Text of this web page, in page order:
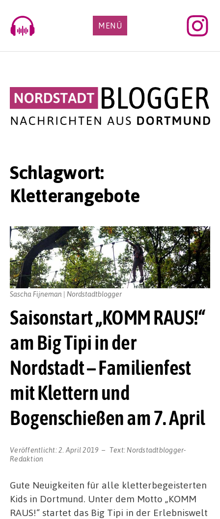
content
MENÜ
Schlagwort:
Kletterangebote
Saisonstart „KOMM RAUS!“
am Big Tipi in der
Nordstadt – Familienfest
mit Klettern und
Bogenschießen am 7. April
Veröffentlicht:2. April 2019 Text: Nordstadtblogger-
Redaktion
Sascha Fijneman | Nordstadtblogger
Gute Neuigkeiten für alle kletterbegeisterten
Kids in Dortmund. Unter dem Motto „KOMM
RAUS!“ startet das Big Tipi in der Erlebniswelt